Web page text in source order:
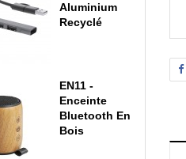
Aluminium
Recyclé
EN11 -
Enceinte
Bluetooth En
Bois